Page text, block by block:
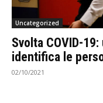
Uncategorized
Svolta COVID-
identifica le
02/10/2021